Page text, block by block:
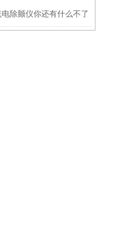
除颤仪你还有什么不了